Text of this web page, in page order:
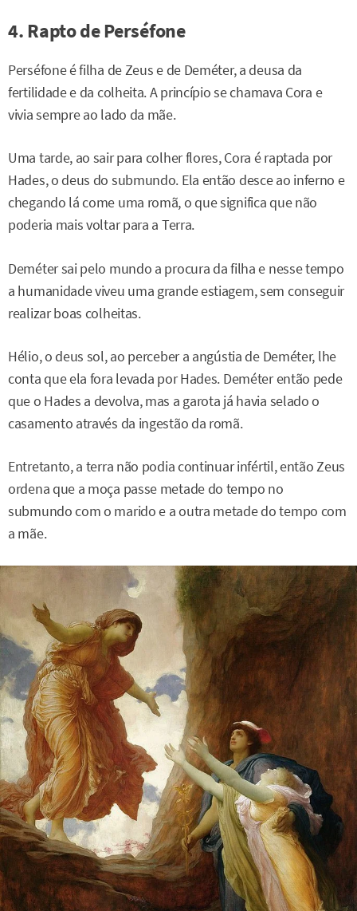
4. Rapto de Perséfone
Perséfone é filha de Zeus e de Deméter, a deusa da
fertilidade e da colheita. A princípio se chamava Cora e
vivia sempre ao lado da mãe.
Uma tarde, ao sair para colher flores, Cora é raptada por
Hades, o deus do submundo. Ela então desce ao inferno e
chegando lá come uma romã, o que significa que não
poderia mais voltar para a Terra.
Deméter sai pelo mundo a procura da filha e nesse tempo
a humanidade viveu uma grande estiagem, sem conseguir
realizar boas colheitas.
Hélio, o deus sol, ao perceber a angústia de Deméter, lhe
conta que ela fora levada por Hades. Deméter então pede
que o Hades a devolva, mas a garota já havia selado o
casamento através da ingestão da romã.
Entretanto, a terra não podia continuar infértil, então Zeus
ordena que a moça passe metade do tempo no
submundo com o marido e a outra metade do tempo com
a mãe.